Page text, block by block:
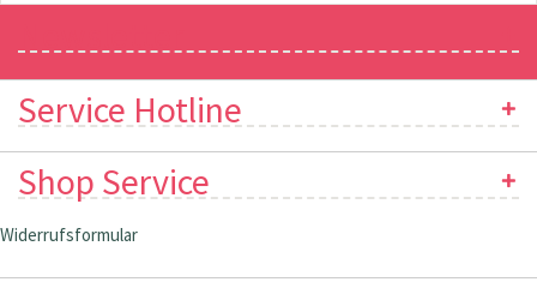
Service Hotline
Shop Service
Widerrufsformular